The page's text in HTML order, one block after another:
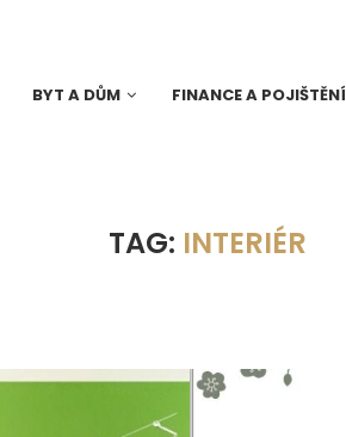
BYT A DŮM FINANCE A POJIŠTĚNÍ
TAG: INTERIÉR